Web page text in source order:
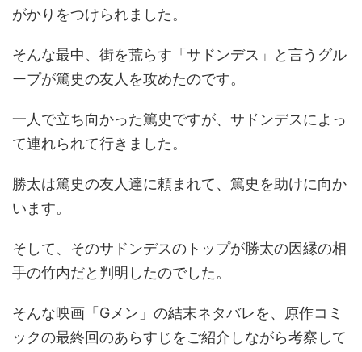
がかりをつけられました。
そんな最中、街を荒らす「サドンデス」と言うグル
ープが篤史の友人を攻めたのです。
一人で立ち向かった篤史ですが、サドンデスによっ
て連れられて行きました。
勝太は篤史の友人達に頼まれて、篤史を助けに向か
います。
そして、そのサドンデスのトップが勝太の因縁の相
手の竹内だと判明したのでした。
そんな映画「Gメン」の結末ネタバレを、原作コミ
ックの最終回のあらすじをご紹介しながら考察して